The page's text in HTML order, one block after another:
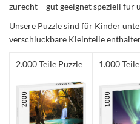
zurecht – gut geeignet speziell für
Unsere Puzzle sind für Kinder
verschluckbare Kleinteile
2.000 Teile Puzzle 1.000